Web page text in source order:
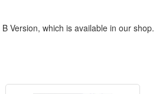
Version, which is available in our shop.